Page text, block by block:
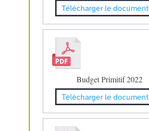
Télécharger le document
Budget Primitif 2022
Télécharger le document